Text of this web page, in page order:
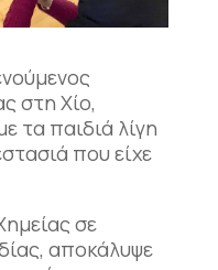
στη Χίο,
τα παιδιά λίγη
που είχε
σε
αποκάλυψε